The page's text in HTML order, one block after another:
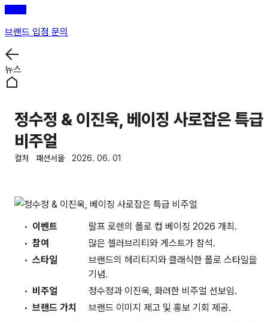
브랜드 입점 문의
뉴스
정수정 & 이진욱, 베이징 사로잡은 특급
비주얼
컬처 패션서울 2026. 06. 01
이벤트
랄프 로렌의 폴로 컵 베이징 2026 개최.
참여
많은 셀러브리티와 게스트가 참석.
스타일
브랜드의 헤리티지와 클래식한 폴로 스타일을
기념.
비주얼
정수정과 이진욱, 화려한 비주얼 선보임.
브랜드 가치
브랜드 이미지 제고 및 홍보 기회 제공.